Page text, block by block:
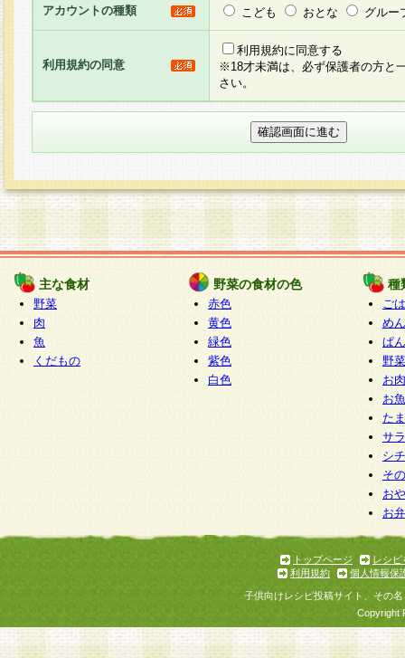
た全ての会員に対して本サービスの依頼をすると
りま す。
3.当社は、会員の事前の承諾を得ることなく、当
方 法・手段にて、本規約を任意に制定、変更ま
きるものとします。改定後の本規約等は、本規約
に掲示したときに、その 他の諸規定については
てその効力を生じるものとします。
4.本規約は、会員登録希望者による会員登録手続
の当社による会員登録の承認が完了した時点で会
たものとみなされ、会員に対して適用されるもの
5.当社がお聞きする個人情報は、すべて会員登録
で提 供いただいたものと考えております。従っ
自らの個人情報の提供を希望されない場合には、
をお預かりいたしません が、提供されないこと
商品やサービス等をご利用いただけない場合があ
了承ください。
6.当社は、お客様から当社が保有している個人情
加・ 利用停止等を求められた場合には、ご本人
て確認できた場合に限り、法令に準拠して合理的
いただきます。なお、開示 請求等の請求先は個
ります。
1.会員とは、本規約等を承諾のうえ、当社所定の
了し、当社が承認した者、グループとします。な
が以下に該当する場合は会員登録をすることがで
アカウントの種類 こども おとな グルー
利用規約の同意
利用規約に同意する
※18才未満は、必ず保護者の方と
さい。
主な食材
野菜
肉
魚
くだもの
野菜の食材の色
赤色
黄色
緑色
紫色
白色
種
ご
めん
ぱん
野
お
お
た
サ
シ
そ
お
お
トップページ
レシピ
利用規約
個人情報保
子供向けレシピ投稿サイト、その
Copyright